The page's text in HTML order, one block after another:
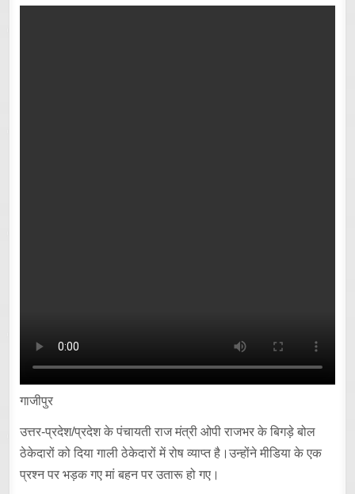
गाजीपुर
उत्तर-प्रदेश/प्रदेश के पंचायती राज मंत्री ओपी राजभर के बिगड़े बोल
ठेकेदारों को दिया गाली ठेकेदारों में रोष व्याप्त है।उन्होंने मीडिया के एक
प्रश्न पर भड़क गए मां बहन पर उतारू हो गए।